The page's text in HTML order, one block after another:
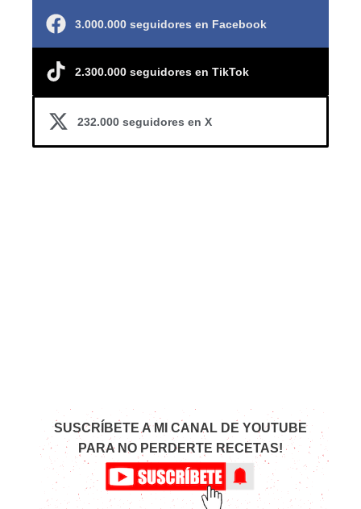
3.000.000 seguidores en Facebook
2.300.000 seguidores en TikTok
232.000 seguidores en X
SUSCRÍBETE A MI CANAL DE YOUTUBE
PARA NO PERDERTE RECETAS!